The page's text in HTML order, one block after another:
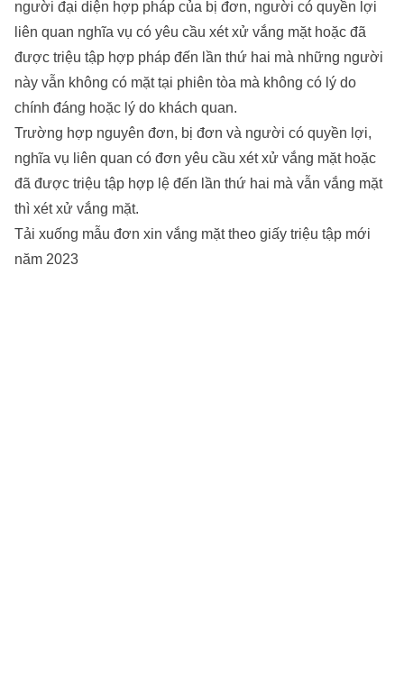
người đại diện hợp pháp của bị đơn, người có quyền lợi
liên quan nghĩa vụ có yêu cầu xét xử vắng mặt hoặc đã
được triệu tập hợp pháp đến lần thứ hai mà những người
này vẫn không có mặt tại phiên tòa mà không có lý do
chính đáng hoặc lý do khách quan.
Trường hợp nguyên đơn, bị đơn và người có quyền lợi,
nghĩa vụ liên quan có đơn yêu cầu xét xử vắng mặt hoặc
đã được triệu tập hợp lệ đến lần thứ hai mà vẫn vắng mặt
thì xét xử vắng mặt.
Tải xuống mẫu đơn xin vắng mặt theo giấy triệu tập mới
năm 2023